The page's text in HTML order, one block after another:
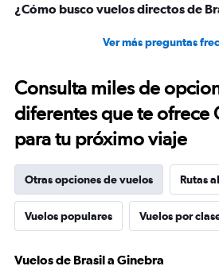
¿Cómo busco vuelos directos de
Ver más preguntas
Consulta miles de
diferentes que te ofrece
para tu próximo viaje
Otras opciones de vuelos Rutas
Vuelos populares Vuelos por
Vuelos de Brasil a Ginebra